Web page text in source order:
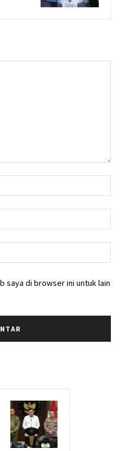
saya di browser ini untuk lain